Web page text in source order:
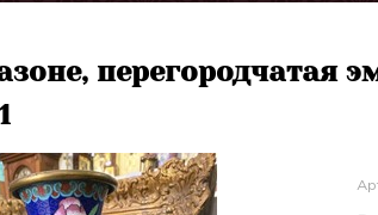
перегородчатая